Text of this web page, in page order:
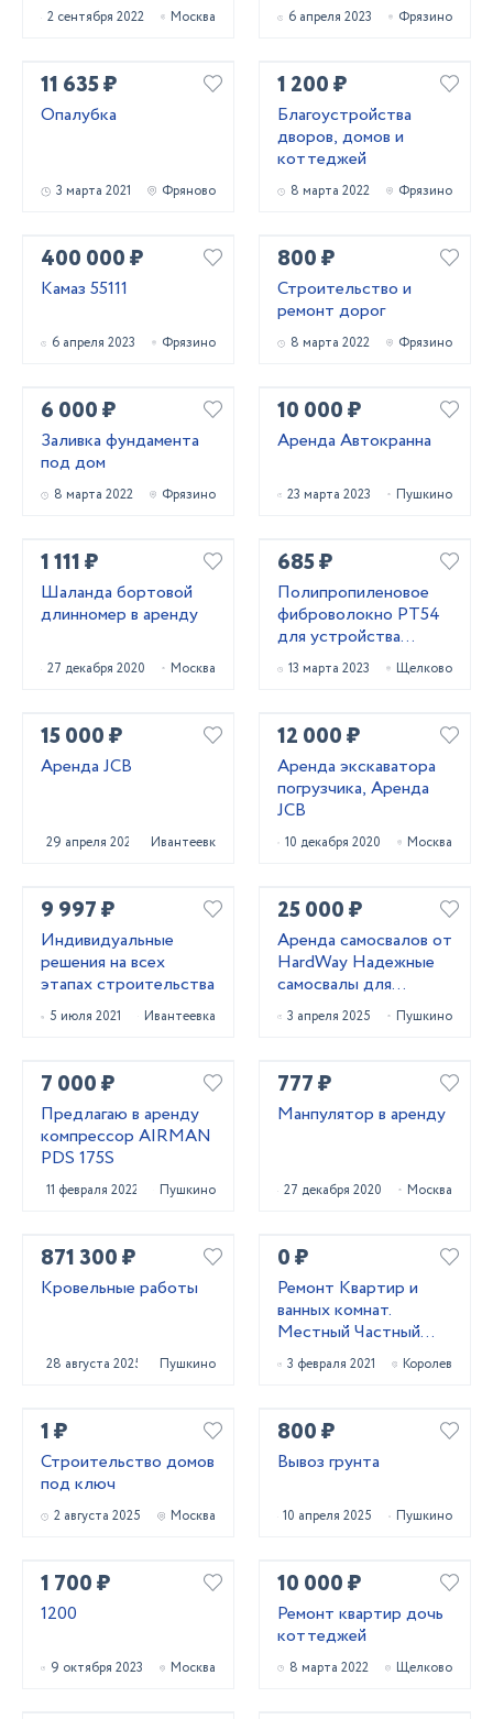
2 сентября 2022 Москва 6 апреля 2023 Фрязино
11 635 ₽
Опалубка
3 марта 2021 Фряново
1 200 ₽
Благоустройства
дворов, домов и
коттеджей
8 марта 2022 Фрязино
400 000 ₽
Камаз 55111
6 апреля 2023 Фрязино
800 ₽
Строительство и
ремонт дорог
8 марта 2022 Фрязино
6 000 ₽
Заливка фундамента
под дом
8 марта 2022 Фрязино
10 000 ₽
Аренда Автокранна
23 марта 2023 Пушкино
1 111 ₽
Шаланда бортовой
длинномер в аренду
27 декабря 2020 Москва
685 ₽
Полипропиленовое
фиброволокно РТ54
для устройства
паркингов со склада в
Москве
13 марта 2023 Щелково
15 000 ₽
Аренда JCB
29 апреля 2023 Ивантеевка
12 000 ₽
Аренда экскаватора
погрузчика, Аренда
JCB
10 декабря 2020 Москва
9 997 ₽
Индивидуальные
решения на всех
этапах строительства
5 июля 2021 Ивантеевка
25 000 ₽
Аренда самосвалов от
HardWay Надежные
самосвалы для
перевозки материалов
3 апреля 2025 Пушкино
7 000 ₽
Предлагаю в аренду
компрессор AIRMAN
PDS 175S
11 февраля 2022 Пушкино
777 ₽
Манпулятор в аренду
27 декабря 2020 Москва
871 300 ₽
Кровельные работы
28 августа 2025 Пушкино
0 ₽
Ремонт Квартир и
ванных комнат.
Местный Частный
Мастер. Щёлково,
Королёв, Мытищи
3 февраля 2021 Королев
1 ₽
Строительство домов
под ключ
2 августа 2025 Москва
800 ₽
Вывоз грунта
10 апреля 2025 Пушкино
1 700 ₽
1200
9 октября 2023 Москва
10 000 ₽
Ремонт квартир дочь
коттеджей
8 марта 2022 Щелково